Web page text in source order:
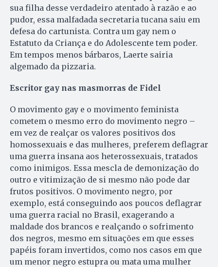
sua filha desse verdadeiro atentado à razão e ao
pudor, essa malfadada secretaria tucana saiu em
defesa do cartunista. Contra um gay nem o
Estatuto da Criança e do Adolescente tem poder.
Em tempos menos bárbaros, Laerte sairia
algemado da pizzaria.
Escritor gay nas masmorras de Fidel
O movimento gay e o movimento feminista
cometem o mes­mo erro do movimento negro –
em vez de realçar os valores positivos dos
homossexuais e das mu­lhe­res, preferem deflagrar
uma guerra insana aos heterossexuais, tratados
como inimigos. Essa mescla de demonização do
outro e vitimização de si mesmo não pode dar
frutos positivos. O movimento negro, por
exemplo, está conseguindo aos poucos deflagrar
uma guerra racial no Brasil, exagerando a
maldade dos brancos e realçando o sofrimento
dos negros, mesmo em situações em que esses
papéis foram invertidos, como nos casos em que
um menor negro estupra ou mata uma mulher